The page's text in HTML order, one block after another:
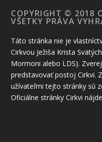
COPYRIGHT © 2018
VŠETKY PRÁVA
Táto stránka nie je
Cirkvou Ježiša Krista
Mormoni alebo LDS).
predstavovať postoj Cirkvi.
užívateľmi tejto stránky sú
Oficiálne stránky Cirkvi